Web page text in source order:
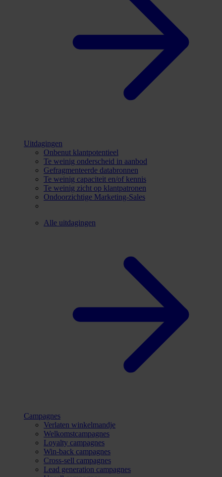
Uitdagingen
Onbenut klantpotentieel
Te weinig onderscheid in aanbod
Gefragmenteerde databronnen
Te weinig capaciteit en/of kennis
Te weinig zicht op klantpatronen
Ondoorzichtige Marketing-Sales
Alle uitdagingen
Campagnes
Verlaten winkelmandje
Welkomstcampagnes
Loyalty campagnes
Win-back campagnes
Cross-sell campagnes
Lead generation campagnes